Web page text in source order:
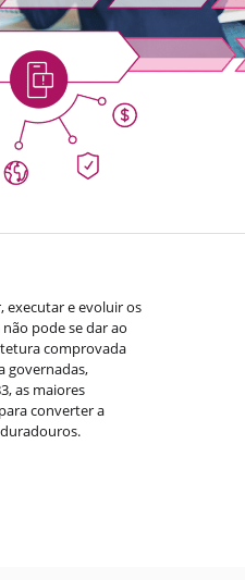
executar e evoluir os
pode se dar ao
comprovada
governadas,
as maiores
converter a